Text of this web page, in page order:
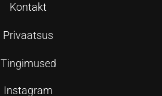
Kontakt
Privaatsus
Tingimused
Instagram